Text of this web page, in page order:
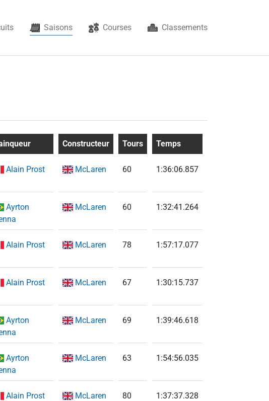
Saisons(current) Courses Classements
Constructeur Tours Temps
Alain Prost McLaren 60 1:36:06.857
Ayrton
McLaren 60 1:32:41.264
Alain Prost McLaren 78 1:57:17.077
Alain Prost McLaren 67 1:30:15.737
Ayrton
McLaren 69 1:39:46.618
Ayrton
McLaren 63 1:54:56.035
Alain Prost McLaren 80 1:37:37.328